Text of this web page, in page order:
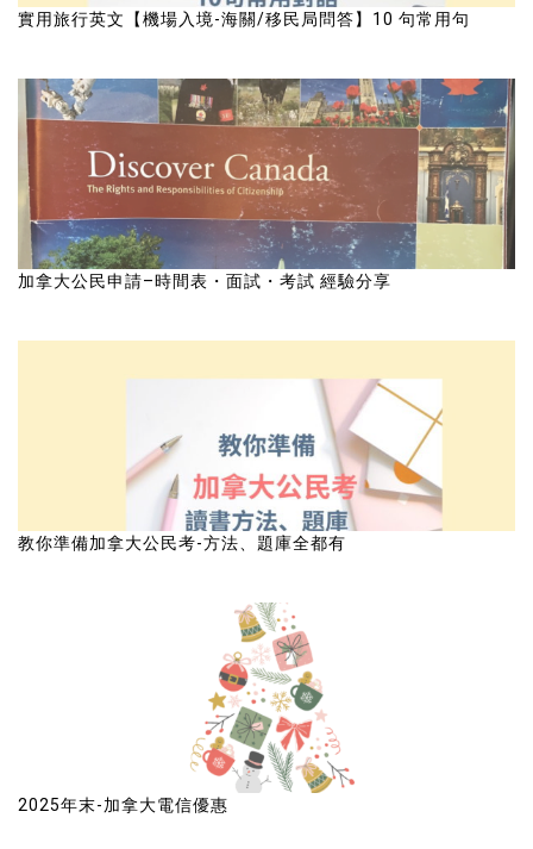
實用旅行英文【機場入境-海關/移民局問答】10 句常用句
加拿大公民申請–時間表・面試・考試 經驗分享
教你準備加拿大公民考-方法、題庫全都有
2025年末-加拿大電信優惠